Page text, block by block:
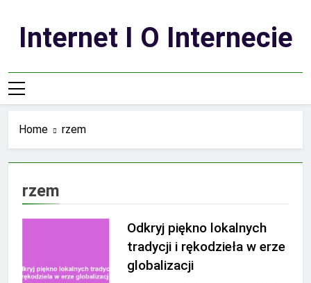
contentInternet I O Internecie
Home rzem
rzem
Odkryj piękno lokalnych
tradycji i rękodzieła w erze
globalizacji